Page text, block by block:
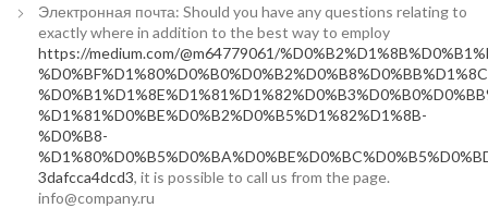
Электронная почта: Should you have any questions relating to
exactly where in addition to the best way to employ
https://medium.com/@m64779061/
%D1%81%D0%BE%D0%B2%D0%B5%D1%82%D1%8B-
%D0%B8-
3dafcca4dcd3, it is possible to call us from the page.
info@company.ru